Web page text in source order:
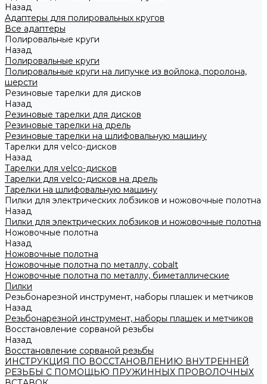
Назад
Адаптеры для полировальных кругов
Все адаптеры
Полировальные круги
Назад
Полировальные круги
Полировальные круги на липучке из войлока, поролона,
шерсти
Резиновые тарелки для дисков
Назад
Резиновые тарелки для дисков
Резиновые тарелки на дрель
Резиновые тарелки на шлифовальную машину
Тарелки для velco-дисков
Назад
Тарелки для velco-дисков
Тарелки для velco-дисков на дрель
Тарелки на шлифовальную машину
Пилки для электрических лобзиков и ножовочные полотна
Назад
Пилки для электрических лобзиков и ножовочные полотна
Ножовочные полотна
Назад
Ножовочные полотна
Ножовочные полотна по металлу, cobalt
Ножовочные полотна по металлу, биметаллические
Пилки
Резьбонарезной инструмент, наборы плашек и метчиков
Назад
Резьбонарезной инструмент, наборы плашек и метчиков
Восстановление сорваной резьбы
Назад
Восстановление сорваной резьбы
ИНСТРУКЦИЯ ПО ВОССТАНОВЛЕНИЮ ВНУТРЕННЕЙ
РЕЗЬБЫ С ПОМОЩЬЮ ПРУЖИННЫХ ПРОВОЛОЧНЫХ